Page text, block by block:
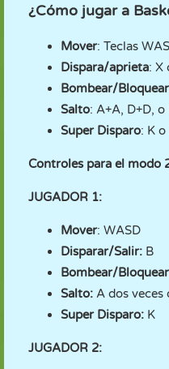
¿Cómo jugar a
Mover: Teclas
Dispara/aprieta: X
Bombear/Bloquear
Salto: A+A, D+D,
Super Disparo: K
Controles para el modo
JUGADOR 1:
Mover: WASD
Disparar/Salir: B
Bombear/
Salto: A dos veces
Super Disparo: K
JUGADOR 2: